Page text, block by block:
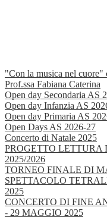
"Con la musica nel cuore"
Prof.ssa Fabiana Caterina
Open day Secondaria AS
Open day Infanzia AS
Open day Primaria AS
Open Days AS 2026-27
Concerto di Natale 2025
PROGETTO LETTURA
2025/2026
TORNEO FINALE DI
SPETTACOLO
2025
CONCERTO DI FINE
- 29 MAGGIO 2025